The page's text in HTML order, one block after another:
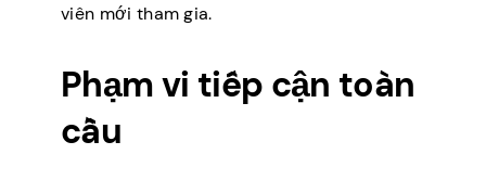
viên mới tham gia.
Phạm vi tiếp cận toàn
cầu